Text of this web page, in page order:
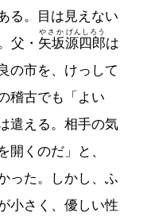
る。目は見えない
父・ 矢坂
やさか
源四郎
げんしろう
は
の市を、けっして
稽古でも「よい
遣える。相手の気
開くのだ」と、
った。しかし、ふ
小さく、優しい性